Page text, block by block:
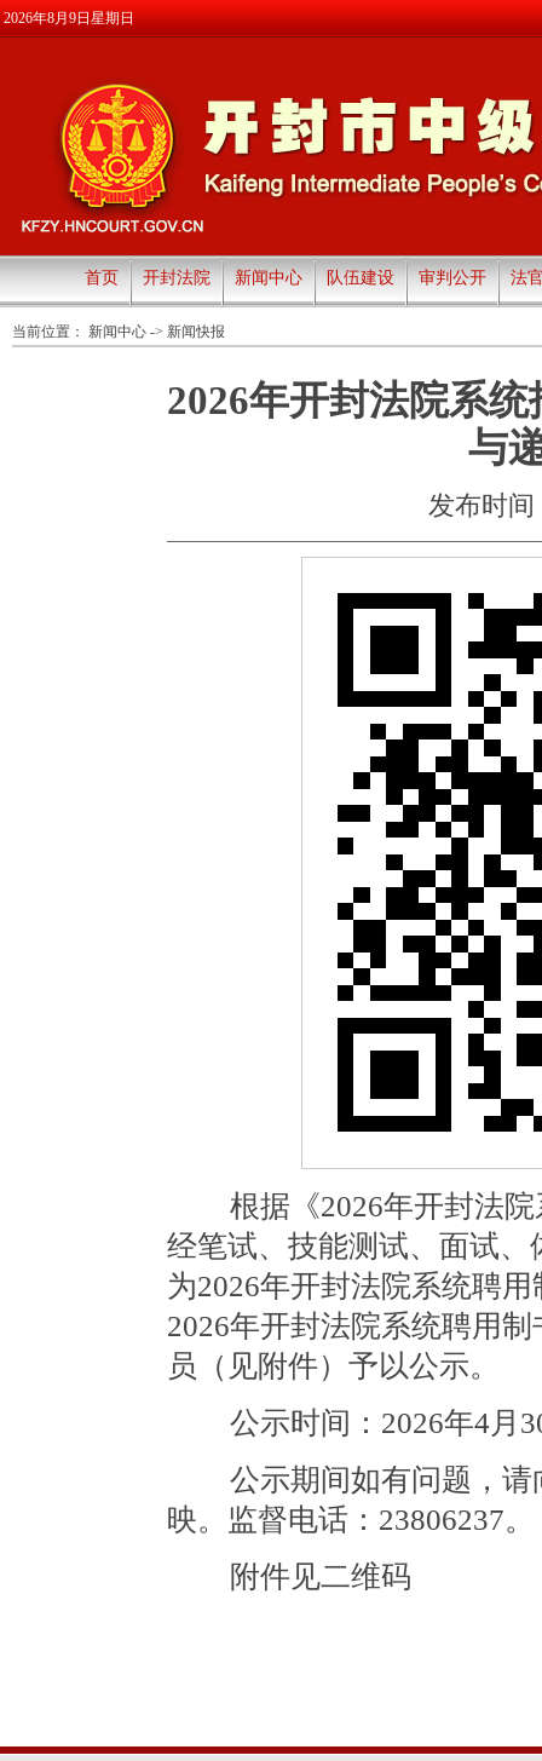
2026年8月9日星期日
首页 开封法院 新闻中心 队伍建设 审判公开 法
当前位置： 新闻中心 -> 新闻快报
2026年开封法院系
与
发布时间
根据《2026年开封法院
经笔试、技能测试、面试
为2026年开封法院系统聘
2026年开封法院系统聘用
员（见附件）予以公示。
公示时间：2026年4月
公示期间如有问题，请
映。监督电话：23806237。
附件见二维码